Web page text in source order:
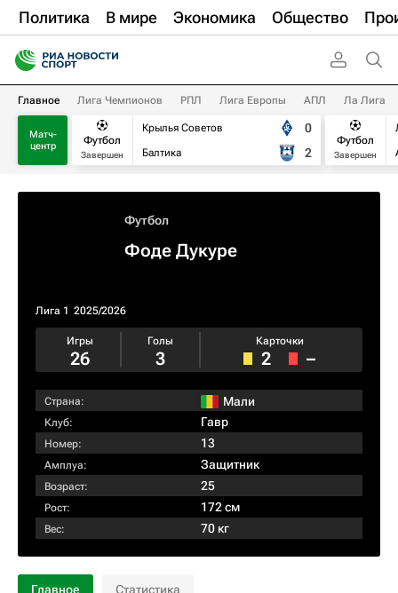
Политика В мире Экономика Общество
Главное Лига Чемпионов РПЛ Лига Европы АПЛ Ла Лига
Матч-
центр
Футбол
Завершен
Крылья Советов
Балтика
0
2
Футбол
Завершен
Футбол
Фоде Дукуре
Лига 1 2025/2026
Игры
26
Голы
3
Карточки
2 –
Страна: Мали
Клуб: Гавр
Номер: 13
Амплуа: Защитник
Возраст: 25
Рост: 172 см
Вес: 70 кг
Главное Статистика